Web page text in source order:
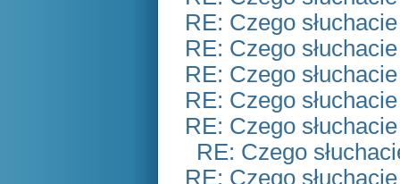
RE: Czego
RE: Czego
RE: Czego
RE: Czego
RE: Czego
RE: Czego
RE: Czego